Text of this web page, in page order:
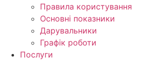
Правила користування
Основні показники
Дарувальники
Графік роботи
Послуги